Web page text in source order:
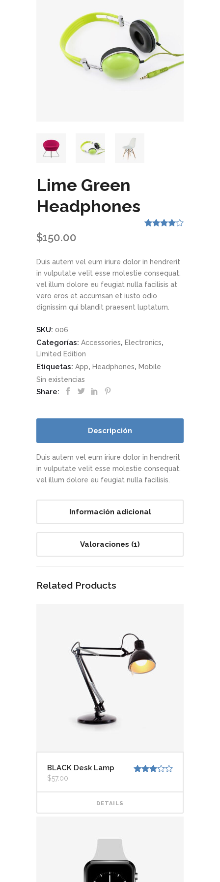
Lime Green
Headphones
valoración
de un
$150.00
Duis autem vel eum iriure dolor in hendrerit
in vulputate velit esse molestie consequat,
vel illum dolore eu feugiat nulla facilisis at
vero eros et accumsan et iusto odio
dignissim qui blandit praesent luptatum.
SKU: 006
Categorías: Accessories, Electronics,
Limited Edition
Etiquetas: App, Headphones, Mobile
Sin existencias
Share:
Descripción
Duis autem vel eum iriure dolor in hendrerit
in vulputate velit esse molestie consequat,
vel illum dolore eu feugiat nulla facilisis.
Información adicional
Valoraciones (1)
Related Products
BLACK Desk Lamp
3.00de
$57.00
DETAILS